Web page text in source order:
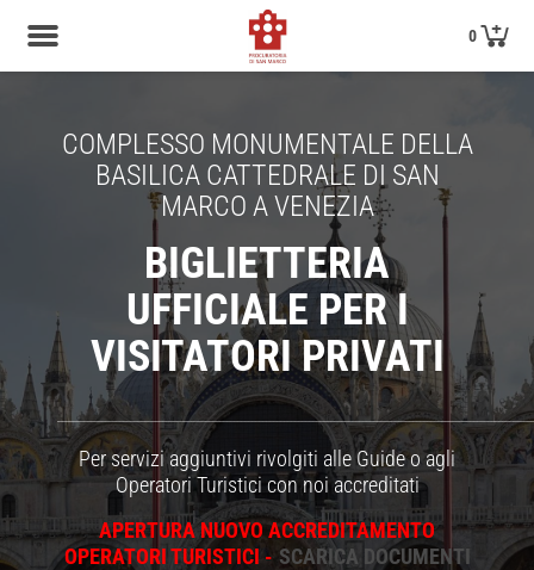
0
COMPLESSO MONUMENTALE DELLA
BASILICA CATTEDRALE DI SAN
MARCO A VENEZIA
BIGLIETTERIA
UFFICIALE PER I
VISITATORI PRIVATI
Per servizi aggiuntivi rivolgiti alle Guide o agli
Operatori Turistici con noi accreditati
APERTURA NUOVO ACCREDITAMENTO
OPERATORI TURISTICI - SCARICA DOCUMENTI